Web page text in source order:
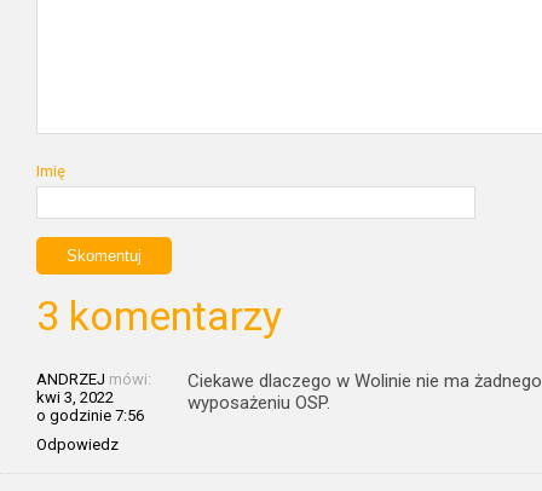
Imię
3 komentarzy
ANDRZEJ mówi:
kwi 3, 2022
o godzinie 7:56
Odpowiedz
Ciekawe dlaczego w Wolinie nie ma
wyposażeniu OSP.